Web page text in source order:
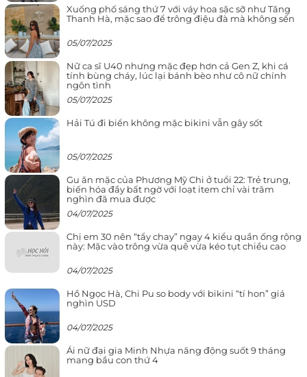
Xuống phố sáng thứ 7 với váy hoa sặc sỡ như Tăng
Thanh Hà, mặc sao để trông điệu đà mà không sến
05/07/2025
Nữ ca sĩ U40 nhưng mặc đẹp hơn cả Gen Z, khi cá
tính bùng cháy, lúc lại bánh bèo như cô nữ chính
ngôn tình
05/07/2025
Hải Tú đi biển không mặc bikini vẫn gây sốt
05/07/2025
Gu ăn mặc của Phương Mỹ Chi ở tuổi 22: Trẻ trung,
biến hóa đầy bất ngờ với loạt item chỉ vài trăm
nghìn đã mua được
04/07/2025
Chị em 30 nên “tẩy chay” ngay 4 kiểu quần ống rộng
này: Mặc vào trông vừa quê vừa kéo tụt chiều cao
04/07/2025
Hồ Ngọc Hà, Chi Pu so body với bikini “tí hon” giá
nghìn USD
04/07/2025
Ái nữ đại gia Minh Nhựa năng động suốt 9 tháng
mang bầu con thứ 4